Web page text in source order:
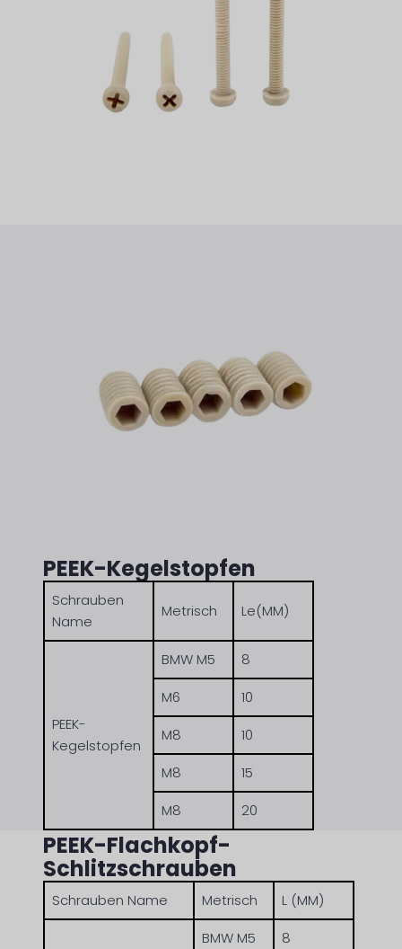
PEEK-Kegelstopfen
Schrauben
Name
Metrisch Le(MM)
PEEK-
Kegelstopfen
BMW M5
8
M6
10
M8
10
M8
15
M8
20
PEEK-Flachkopf-
Schlitzschrauben
Schrauben Name Metrisch L (MM)
BMW M5
8